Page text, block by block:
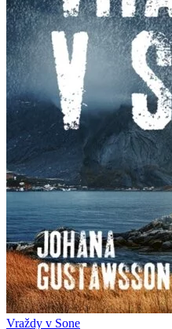
Vraždy v Sone